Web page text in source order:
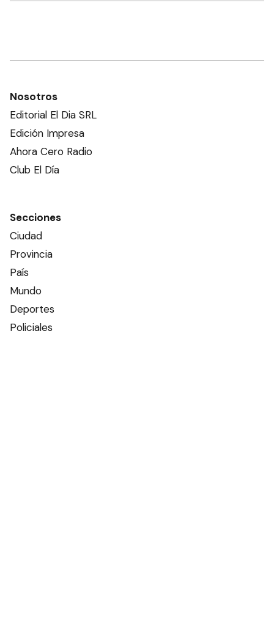
Nosotros
Editorial El Dia SRL
Edición Impresa
Ahora Cero Radio
Club El Día
Secciones
Ciudad
Provincia
País
Mundo
Deportes
Policiales